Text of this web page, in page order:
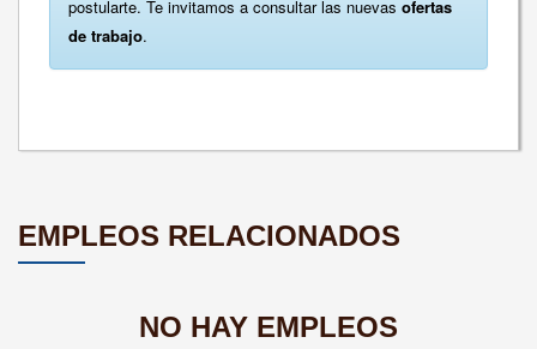
postularte. Te invitamos a consultar las nuevas ofertas
de trabajo.
EMPLEOS RELACIONADOS
NO HAY EMPLEOS